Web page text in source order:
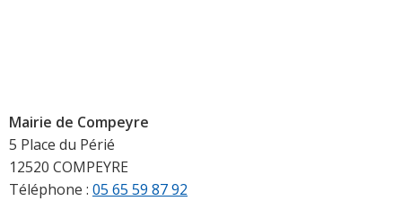
Mairie de Compeyre
5 Place du Périé
12520 COMPEYRE
Téléphone : 05 65 59 87 92